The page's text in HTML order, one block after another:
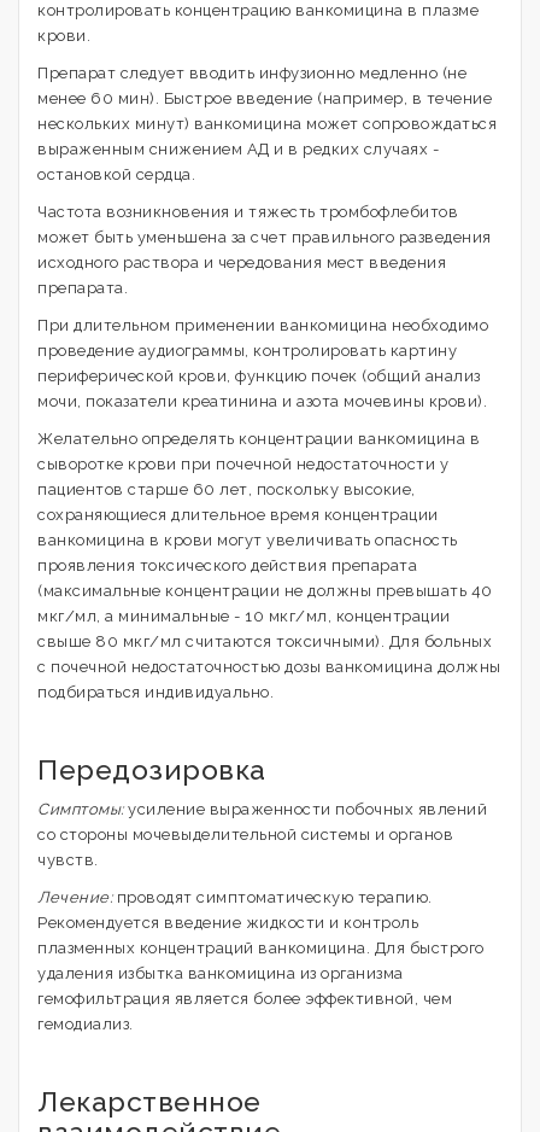
контролировать концентрацию ванкомицина в плазме
крови.
Препарат следует вводить инфузионно медленно (не
менее 60 мин). Быстрое введение (например, в течение
нескольких минут) ванкомицина может сопровождаться
выраженным снижением АД и в редких случаях -
остановкой сердца.
Частота возникновения и тяжесть тромбофлебитов
может быть уменьшена за счет правильного разведения
исходного раствора и чередования мест введения
препарата.
При длительном применении ванкомицина необходимо
проведение аудиограммы, контролировать картину
периферической крови, функцию почек (общий анализ
мочи, показатели креатинина и азота мочевины крови).
Желательно определять концентрации ванкомицина в
сыворотке крови при почечной недостаточности у
пациентов старше 60 лет, поскольку высокие,
сохраняющиеся длительное время концентрации
ванкомицина в крови могут увеличивать опасность
проявления токсического действия препарата
(максимальные концентрации не должны превышать 40
мкг/мл, а минимальные - 10 мкг/мл, концентрации
свыше 80 мкг/мл считаются токсичными). Для больных
с почечной недостаточностью дозы ванкомицина должны
подбираться индивидуально.
Передозировка
Симптомы:усиление выраженности побочных явлений
со стороны мочевыделительной системы и органов
чувств.
Лечение: проводят симптоматическую терапию.
Рекомендуется введение жидкости и контроль
плазменных концентраций ванкомицина. Для быстрого
удаления избытка ванкомицина из организма
гемофильтрация является более эффективной, чем
гемодиализ.
Лекарственное